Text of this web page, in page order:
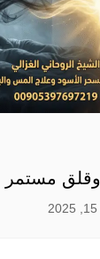
وقلق مستمر